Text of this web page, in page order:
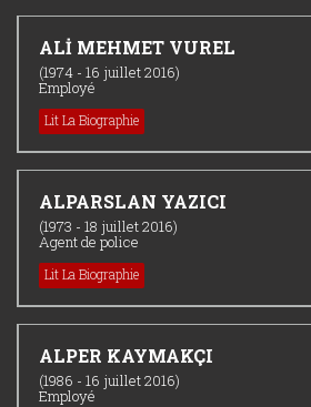
ALİ MEHMET VUREL
(1974 - 16 juillet 2016)
Employé
Lit La Biographie
ALPARSLAN YAZICI
(1973 - 18 juillet 2016)
Agent de police
Lit La Biographie
ALPER KAYMAKÇI
(1986 - 16 juillet 2016)
Employé